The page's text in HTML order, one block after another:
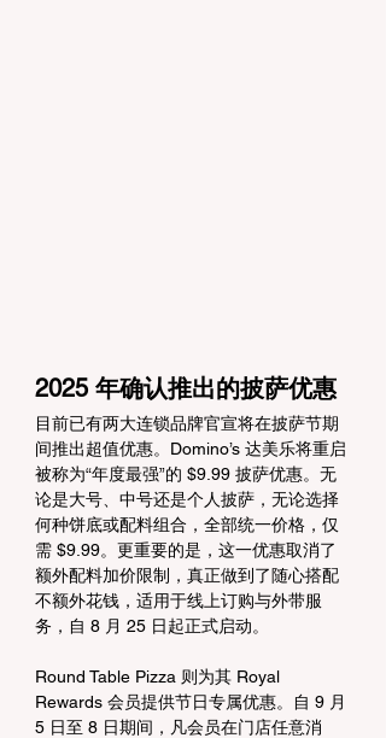
2025 年确认推出的披萨优惠
目前已有两大连锁品牌官宣将在披萨节期
间推出超值优惠。Domino’s 达美乐将重启
被称为“年度最强”的 $9.99 披萨优惠。无
论是大号、中号还是个人披萨，无论选择
何种饼底或配料组合，全部统一价格，仅
需 $9.99。更重要的是，这一优惠取消了
额外配料加价限制，真正做到了随心搭配
不额外花钱，适用于线上订购与外带服
务，自 8 月 25 日起正式启动。
Round Table Pizza 则为其 Royal
Rewards 会员提供节日专属优惠。自 9 月
5 日至 8 日期间，凡会员在门店任意消